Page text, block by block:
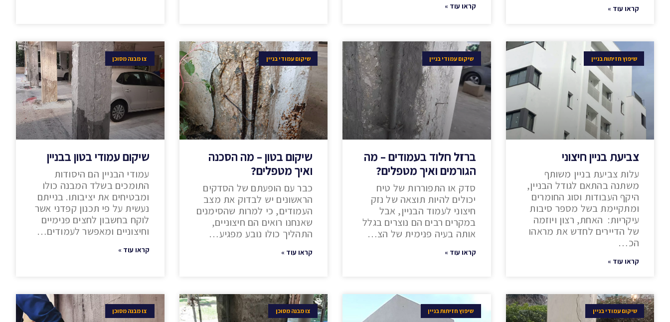
קראו עוד » קראו עוד »
שיפוץ חזיתות בניין
צביעת בניין חיצוני
עלות צביעת בניין משותף
משתנה בהתאם לגודל הבניין,
היקף העבודות וסוג החומרים
ומתקיימת בשל מספר סיבות
עיקריות: האחת, רצון ויוזמה
של הדיירים לחדש את מראהו
הכ…
קראו עוד »
שיקום עמודי בניין
ברזל חלוד בעמודים – מה
הגורמים ואיך מטפלים?
סדק או התפוררות של טיח
יכולים להיות תוצאה של נזק
חיצוני לעמוד הבניין, אבל
במקרים רבים הם נוצרים בגלל
אותה בעיה פנימית של הצ…
קראו עוד »
שיקום עמודי בניין
שיקום בטון – מה הסכנה
ואיך מטפלים?
כבר עם הופעתם של הסדקים
הראשונים יש לבדוק את מצב
העמודים, כי למרות שהסימנים
שאנחנו רואים הם חיצוניים,
התהליך כולו נובע מפגיע…
קראו עוד »
צו מבנה מסוכן
שיקום עמודי בטון בבניין
עמודי הבניין הם היסודות
התומכים בשלד המבנה כולו
ומבטיחים את יציבותו. בנייתם
נעשית על פי תכנון קפדני אשר
לוקח בחשבון לחצים פנימיים
וחיצוניים ומאפשר לעמודים…
קראו עוד »
שיקום עמודי בניין שיפוץ חזיתות בניין צו מבנה מסוכן צו מבנה מסוכן